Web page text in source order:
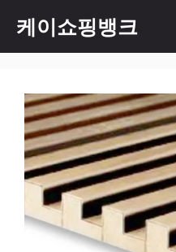
content
케이쇼핑뱅크